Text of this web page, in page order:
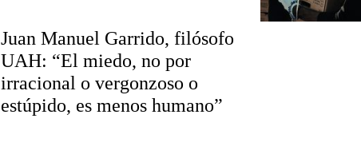
Juan Manuel Garrido, filósofo
UAH: “El miedo, no por
irracional o vergonzoso o
estúpido, es menos humano”